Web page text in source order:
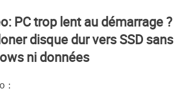
PC trop lent au démarrage ?
disque dur vers SSD sans
ni données